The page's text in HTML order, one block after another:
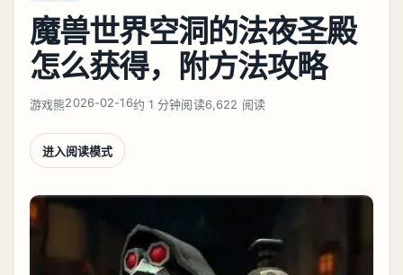
魔兽世界空洞的法夜圣殿
怎么获得，附方法攻略
游戏熊2026-02-16约 1 分钟阅读6,622 阅读
进入阅读模式